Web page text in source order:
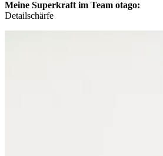
Meine Superkraft im Team otago:
Detailschärfe